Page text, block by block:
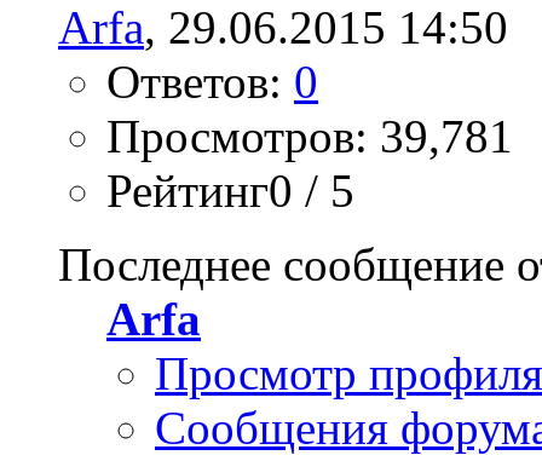
Arfa, 29.06.2015 14:50
Ответов: 0
Просмотров: 39,781
Рейтинг0 / 5
Последнее сообщение
Arfa
Просмотр профиля
Сообщения